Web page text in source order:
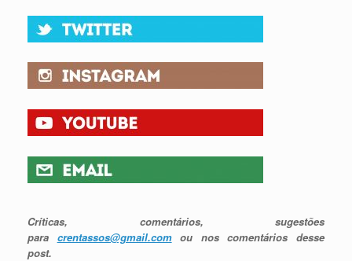
Críticas, comentários, sugestões
para crentassos@gmail.comou nos comentários desse
post.